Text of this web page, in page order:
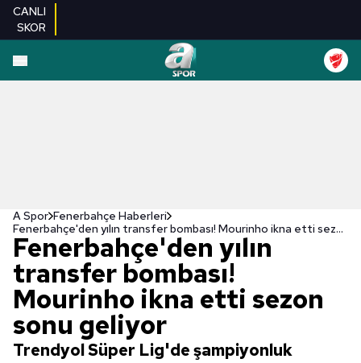
CANLI
SKOR
A Spor Fenerbahçe Haberleri
Fenerbahçe'den yılın transfer bombası! Mourinho ikna etti sezon sonu geliyor
Fenerbahçe'den yılın
transfer bombası!
Mourinho ikna etti sezon
sonu geliyor
Trendyol Süper Lig'de şampiyonluk